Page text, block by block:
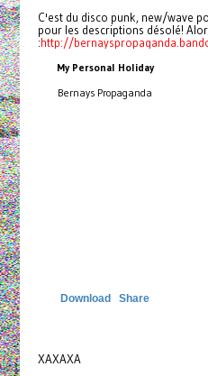
C'est du disco punk, new/wave
pour les descriptions désolé!
:http://
My Personal Holiday
Bernays Propaganda
Download Share
XAXAXA